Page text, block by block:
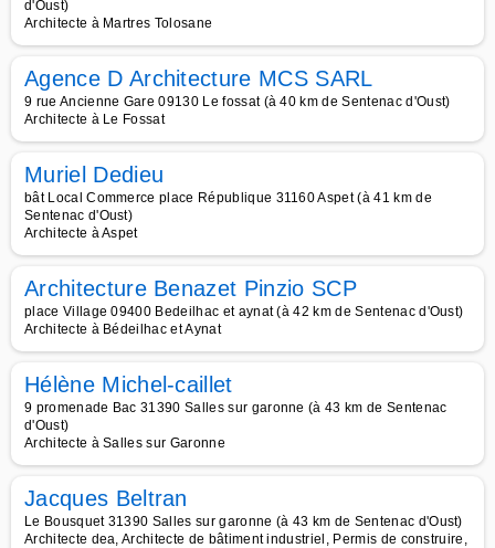
d'Oust)
Architecte à Martres Tolosane
Agence D Architecture MCS SARL
9 rue Ancienne Gare 09130 Le fossat (à 40 km de Sentenac d'Oust)
Architecte à Le Fossat
Muriel Dedieu
bât Local Commerce place République 31160 Aspet (à 41 km de
Sentenac d'Oust)
Architecte à Aspet
Architecture Benazet Pinzio SCP
place Village 09400 Bedeilhac et aynat (à 42 km de Sentenac d'Oust)
Architecte à Bédeilhac et Aynat
Hélène Michel-caillet
9 promenade Bac 31390 Salles sur garonne (à 43 km de Sentenac
d'Oust)
Architecte à Salles sur Garonne
Jacques Beltran
Le Bousquet 31390 Salles sur garonne (à 43 km de Sentenac d'Oust)
Architecte dea, Architecte de bâtiment industriel, Permis de construire,